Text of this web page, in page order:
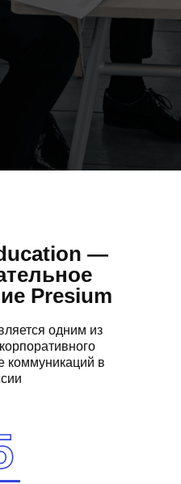
—
Presium
одним из
коммуникаций в